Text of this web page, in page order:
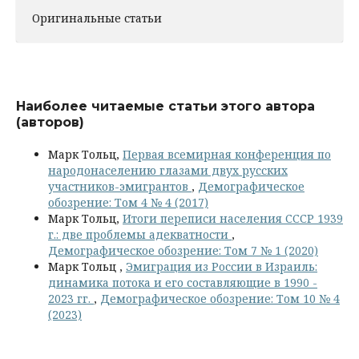
Оригинальные статьи
Наиболее читаемые статьи этого автора
(авторов)
Марк Тольц, Первая всемирная конференция по
народонаселению глазами двух русских
участников-эмигрантов , Демографическое
обозрение: Том 4 № 4 (2017)
Марк Тольц, Итоги переписи населения СССР 1939
г.: две проблемы адекватности ,
Демографическое обозрение: Том 7 № 1 (2020)
Марк Тольц , Эмиграция из России в Израиль:
динамика потока и его составляющие в 1990 -
2023 гг. , Демографическое обозрение: Том 10 № 4
(2023)